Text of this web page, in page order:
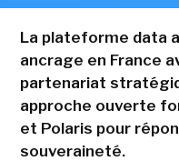
La plateforme data
ancrage en France
partenariat
approche ouverte
et Polaris pour
souveraineté.